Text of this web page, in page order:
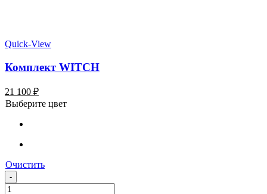
Quick-View
Комплект WITCH
21 100 ₽
Выберите цвет
Очистить
Quantity
-